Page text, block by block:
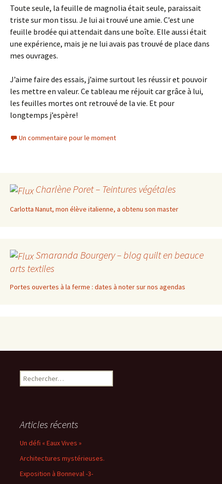
Toute seule, la feuille de magnolia était seule, paraissait
triste sur mon tissu. Je lui ai trouvé une amie. C’est une
feuille brodée qui attendait dans une boîte. Elle aussi était
une expérience, mais je ne lui avais pas trouvé de place dans
mes ouvrages.
J’aime faire des essais, j’aime surtout les réussir et pouvoir
les mettre en valeur. Ce tableau me réjouit car grâce à lui,
les feuilles mortes ont retrouvé de la vie. Et pour
longtemps j’espère!
Un commentaire pour le moment
Charlène Poret – Teintures végétales
Carlotta Nanut, mon élève italienne, a obtenu son master
Smaranda Bourgery – blog quilt en beauce
arts textiles
Portes ouvertes à la ferme : dates à noter sur nos agendas
Rechercher :
Articles récents
Un défi « Eaux Vives »
Architectures mystérieuses.
Exposition à Bonneval -3-